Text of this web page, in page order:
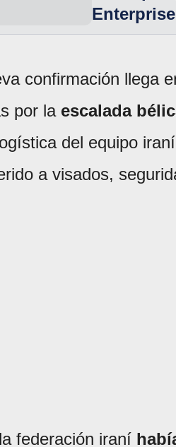
Enterprise
confirmación llega
por la escalada
del equipo
a visados,
federación iraní